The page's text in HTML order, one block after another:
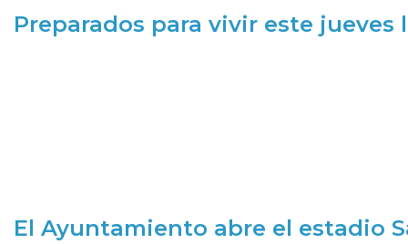
Preparados para vivir este jueves
El Ayuntamiento abre el estadio